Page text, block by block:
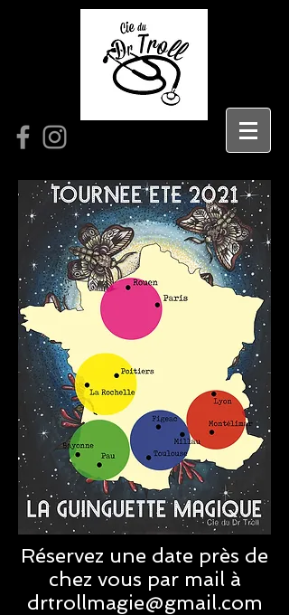
Réservez une date près de
chez vous par mail à
drtrollmagie@gmail.com